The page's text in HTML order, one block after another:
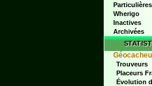
Particulières
Wherigo
Inactives
Archivées
Trouveurs
Placeurs
Évolution